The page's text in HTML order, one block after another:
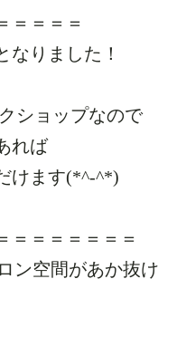
＝＝＝＝
なりました！
ショップなので
れば
けます(*^-^*)
＝＝＝＝＝＝＝
ン空間があか抜け